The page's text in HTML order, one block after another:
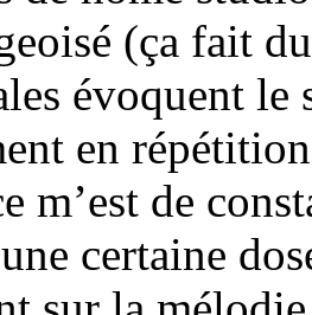
(ça fait
évoquent le
en
m’est de
certaine